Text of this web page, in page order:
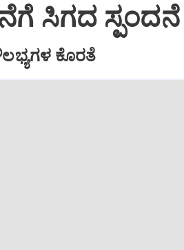
ಸಿಗದ ಸ್ಪಂದನೆ
ಕೊರತೆ